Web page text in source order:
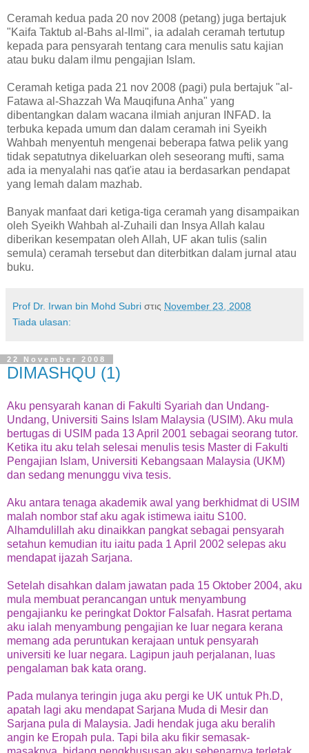
Ceramah kedua pada 20 nov 2008 (petang) juga bertajuk
"Kaifa Taktub al-Bahs al-Ilmi", ia adalah ceramah tertutup
kepada para pensyarah tentang cara menulis satu kajian
atau buku dalam ilmu pengajian Islam.
Ceramah ketiga pada 21 nov 2008 (pagi) pula bertajuk "al-
Fatawa al-Shazzah Wa Mauqifuna Anha" yang
dibentangkan dalam wacana ilmiah anjuran INFAD. Ia
terbuka kepada umum dan dalam ceramah ini Syeikh
Wahbah menyentuh mengenai beberapa fatwa pelik yang
tidak sepatutnya dikeluarkan oleh seseorang mufti, sama
ada ia menyalahi nas qat'ie atau ia berdasarkan pendapat
yang lemah dalam mazhab.
Banyak manfaat dari ketiga-tiga ceramah yang disampaikan
oleh Syeikh Wahbah al-Zuhaili dan Insya Allah kalau
diberikan kesempatan oleh Allah, UF akan tulis (salin
semula) ceramah tersebut dan diterbitkan dalam jurnal atau
buku.
Prof Dr. Irwan bin Mohd Subri στις November 23, 2008
Tiada ulasan:
22 November 2008
DIMASHQU (1)
Aku pensyarah kanan di Fakulti Syariah dan Undang-
Undang, Universiti Sains Islam Malaysia (USIM). Aku mula
bertugas di USIM pada 13 April 2001 sebagai seorang tutor.
Ketika itu aku telah selesai menulis tesis Master di Fakulti
Pengajian Islam, Universiti Kebangsaan Malaysia (UKM)
dan sedang menunggu viva tesis.
Aku antara tenaga akademik awal yang berkhidmat di USIM
malah nombor staf aku agak istimewa iaitu S100.
Alhamdulillah aku dinaikkan pangkat sebagai pensyarah
setahun kemudian itu iaitu pada 1 April 2002 selepas aku
mendapat ijazah Sarjana.
Setelah disahkan dalam jawatan pada 15 Oktober 2004, aku
mula membuat perancangan untuk menyambung
pengajianku ke peringkat Doktor Falsafah. Hasrat pertama
aku ialah menyambung pengajian ke luar negara kerana
memang ada peruntukan kerajaan untuk pensyarah
universiti ke luar negara. Lagipun jauh perjalanan, luas
pengalaman bak kata orang.
Pada mulanya teringin juga aku pergi ke UK untuk Ph.D,
apatah lagi aku mendapat Sarjana Muda di Mesir dan
Sarjana pula di Malaysia. Jadi hendak juga aku beralih
angin ke Eropah pula. Tapi bila aku fikir semasak-